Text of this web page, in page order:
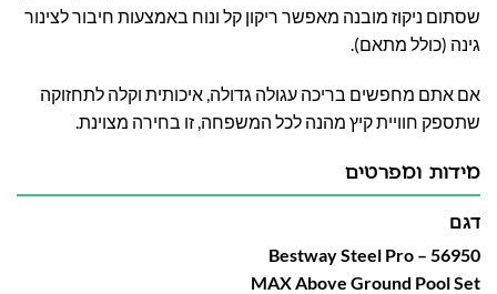
שסתום ניקוז מובנה מאפשר ריקון קל ונוח באמצעות חיבור לצינור
גינה (כולל מתאם).
אם אתם מחפשים בריכה עגולה גדולה, איכותית וקלה לתחזוקה
שתספק חוויית קיץ מהנה לכל המשפחה, זו בחירה מצוינת.
מידות ומפרטים
דגם
56950 – Bestway Steel Pro
MAX Above Ground Pool Set